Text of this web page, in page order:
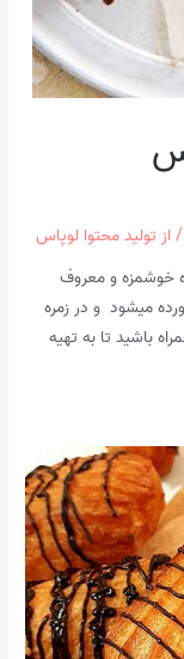
/ از تولید محتوا لوپاس
خوشمزه و معروف
میشود و در زمره
باشید تا به تهیه